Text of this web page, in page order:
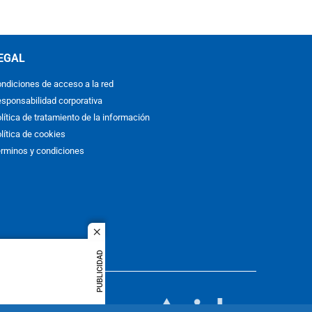
close
PUBLICIDAD
de acceso a la red
corporativa
de tratamiento de la información
de cookies
y condiciones
idioma